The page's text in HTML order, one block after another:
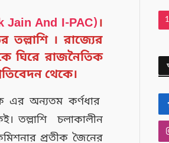
Jain And I-PAC)।
তল্লাশি । রাজ্যের
ঘিরে রাজনৈতিক
থেকে।
এর অন্যতম কর্ণধার
তল্লাশি চলাকালীন
প্রতীক জৈনের
1